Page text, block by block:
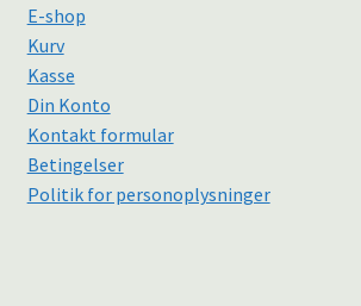
E-shop
Kurv
Kasse
Din Konto
Kontakt formular
Betingelser
Politik for personoplysninger